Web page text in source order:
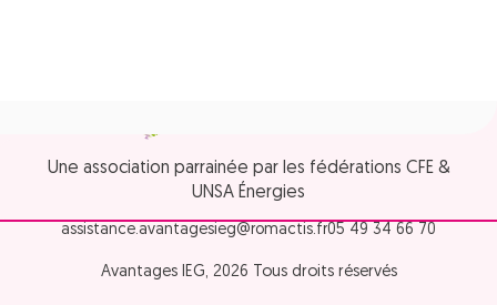
Une association parrainée par les fédérations CFE &
UNSA Énergies
assistance.avantagesieg@romactis.fr05 49 34 66 70
Avantages IEG, 2026 Tous droits réservés